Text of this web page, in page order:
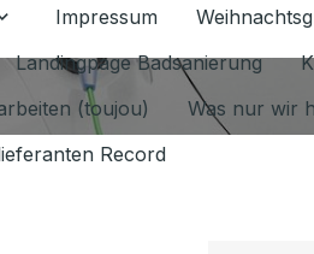
Untermenü für Datenschutz
Impressum
Landingpage Badsanierung
(toujou) Was nur wir
Record